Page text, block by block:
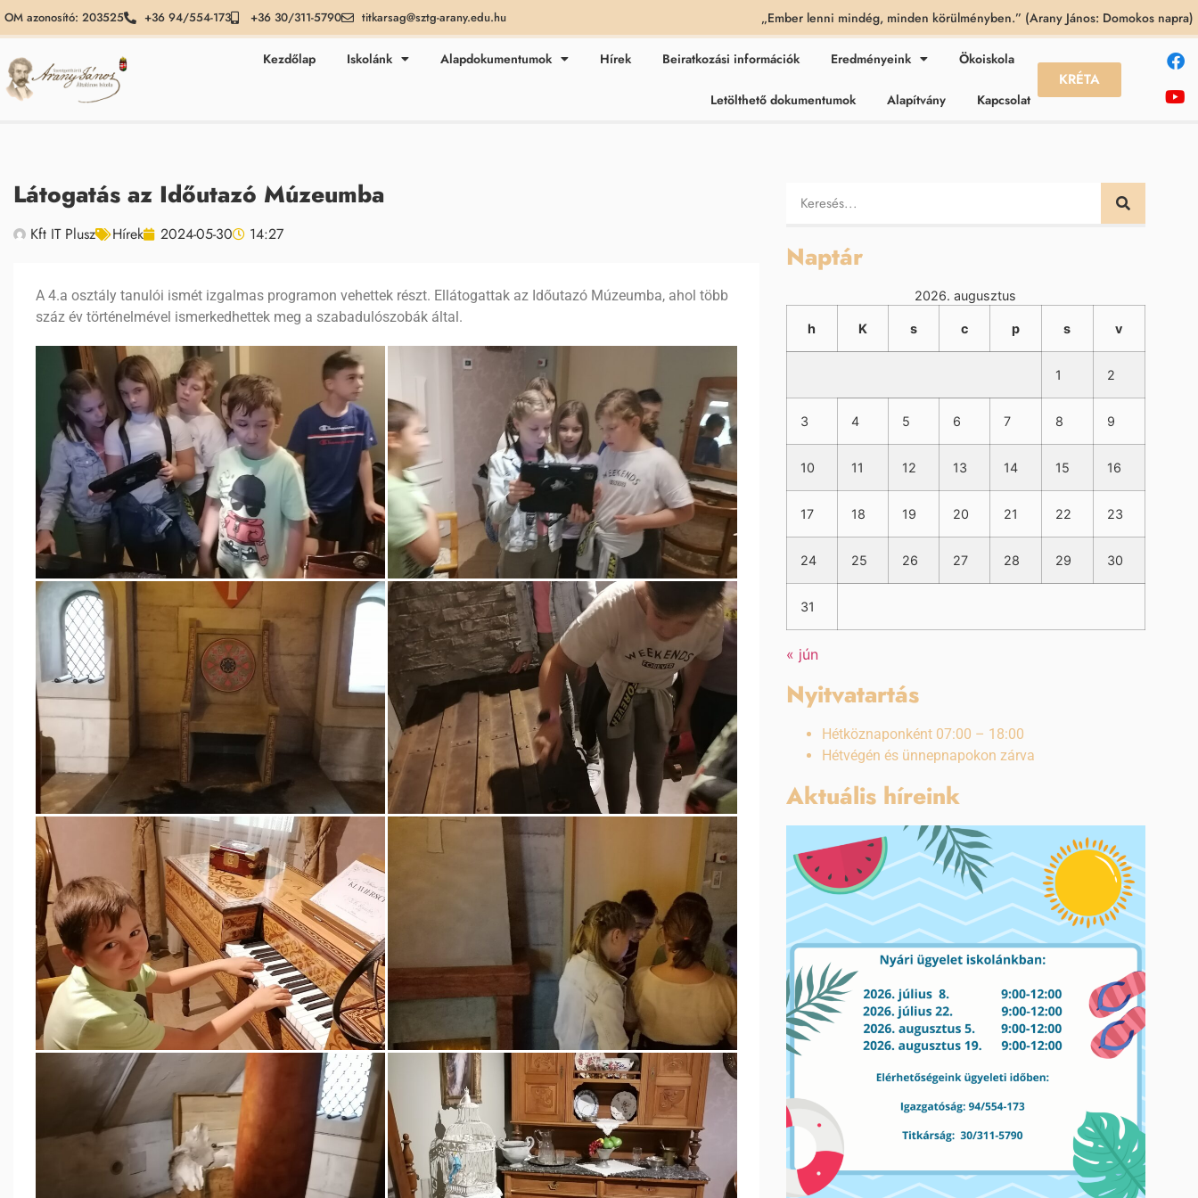
OM azonosító: 203525 +36 94/554-173 +36 30/311-5790 titkarsag@sztg-arany.edu.hu „Ember lenni mindég, minden körülményben.” (Arany János: Domokos napra)
Kezdőlap Iskolánk Alapdokumentumok Hírek Beiratkozási információk Eredményeink Ökoiskola
Letölthető dokumentumok Alapítvány Kapcsolat
KRÉTA
Látogatás az Időutazó Múzeumba
Kft IT Plusz Hírek 2024-05-30 14:27
A 4.a osztály tanulói ismét izgalmas programon vehettek részt. Ellátogattak az Időutazó Múzeumba, ahol több
száz év történelmével ismerkedhettek meg a szabadulószobák által.
Naptár
2026. augusztus
h K s c p s v
1 2
3 4 5 6 7 8 9
10 11 12 13 14 15 16
17 18 19 20 21 22 23
24 25 26 27 28 29 30
31
« jún
Nyitvatartás
Hétköznaponként 07:00 – 18:00
Hétvégén és ünnepnapokon zárva
Aktuális híreink